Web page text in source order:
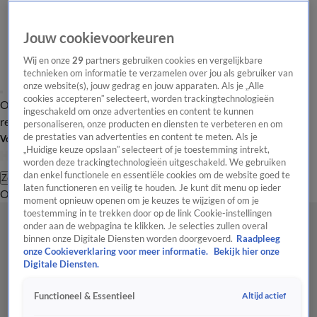
Overzicht Laatste nieuws Regionieuws Het beste van Hart
Tip de
redactie
Volg Hart van Nederland
Zoeken
OverzichtRegioUitzendingenWeerTip de redactiePanelVideo's
Jouw cookievoorkeuren
Wij en onze29 partners gebruiken cookies en vergelijkbare
technieken om informatie te verzamelen over jou als gebruiker van
onze website(s), jouw gedrag en jouw apparaten. Als je „Alle
cookies accepteren” selecteert, worden trackingtechnologieën
ingeschakeld om onze advertenties en content te kunnen
personaliseren, onze producten en diensten te verbeteren en om
de prestaties van advertenties en content te meten. Als je
„Huidige keuze opslaan” selecteert of je toestemming intrekt,
worden deze trackingtechnologieën uitgeschakeld. We gebruiken
dan enkel functionele en essentiële cookies om de website goed te
laten functioneren en veilig te houden. Je kunt dit menu op ieder
moment opnieuw openen om je keuzes te wijzigen of om je
toestemming in te trekken door op de link Cookie-instellingen
onder aan de webpagina te klikken. Je selecties zullen overal
binnen onze Digitale Diensten worden doorgevoerd. Raadpleeg
onze Cookieverklaring voor meer informatie.
Bekijk hier onze
Digitale Diensten.
Functioneel & Essentieel Altijd actief